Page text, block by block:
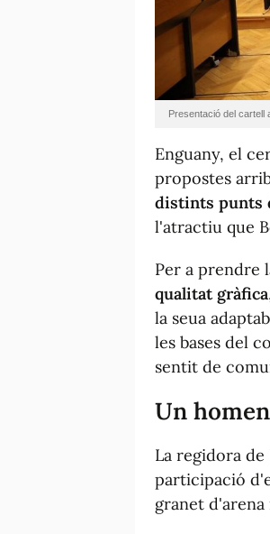
Presentació del cartell
Enguany, el
propostes
distints punts
l'atractiu que
Per a prendre
qualitat gràfica
la seua
les bases del
sentit de
Un
La regidora de
participació
granet d'arena